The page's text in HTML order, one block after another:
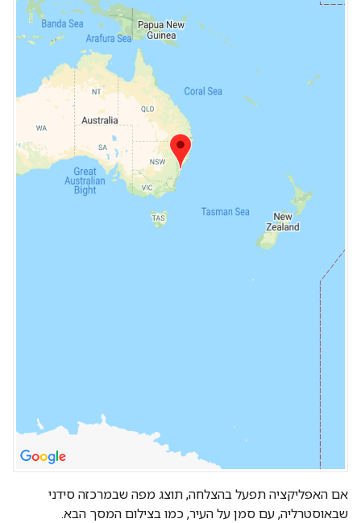
אם האפליקציה תפעל בהצלחה, תוצג מפה שבמרכזה סידני
שבאוסטרליה, עם סמן על העיר, כמו בצילום המסך הבא.